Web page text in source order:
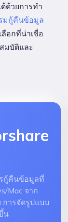
ด้วยการทำ
มกู้คืนข้อมูล
อกที่น่าเชื่อ
มบัติและ
รกู้คืนข้อมูลที่
Mac จาก
การจัดรูปแบบ
น